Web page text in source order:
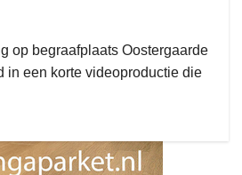
op begraafplaats Oostergaarde
in een korte videoproductie die